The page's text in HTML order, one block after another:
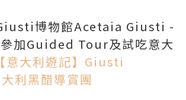
博物館Acetaia Giusti -
加Guided Tour及試吃意大
【意大利遊記】Giusti
利黑醋導賞團